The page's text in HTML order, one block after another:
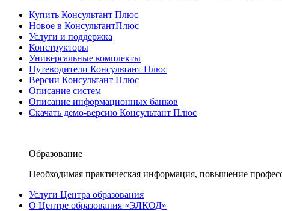
Купить Консультант Плюс
Новое в КонсультантПлюс
Услуги и поддержка
Конструкторы
Универсальные комплекты
Путеводители Консультант Плюс
Версии Консультант Плюс
Описание систем
Описание информационных банков
Скачать демо-версию Консультант Плюс
Образование
Необходимая практическая информация, повышение
Услуги Центра образования
О Центре образования «ЭЛКОД»